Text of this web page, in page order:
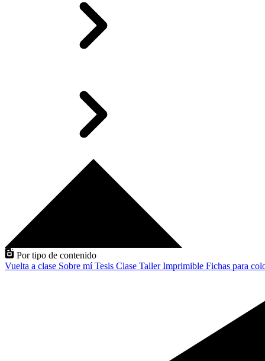
Por tipo de contenido
Vuelta a clase Sobre míTesis Clase TallerImprimible Fichas para